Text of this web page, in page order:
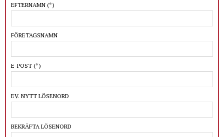
EFTERNAMN (*)
FÖRETAGSNAMN
E-POST (*)
EV. NYTT LÖSENORD
BEKRÄFTA LÖSENORD